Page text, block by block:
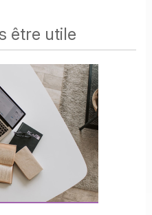
être utile